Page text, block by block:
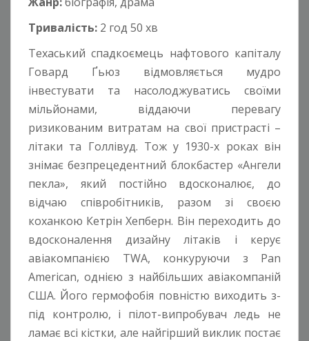
Тривалість: 2 год 50 хв
Техаський спадкоємець нафтового капіталу
Говард Ґьюз відмовляється мудро
інвестувати та насолоджуватись своїми
мільйонами, віддаючи перевагу
ризикованим витратам на свої пристрасті –
літаки та Голлівуд. Тож у 1930-х роках він
знімає безпрецедентний блокбастер «Ангели
пекла», який постійно вдосконалює, до
відчаю співробітників, разом зі своєю
коханкою Кетрін Хепберн. Він переходить до
вдосконалення дизайну літаків і керує
авіакомпанією TWA, конкуруючи з Pan
American, однією з найбільших авіакомпаній
США. Його гермофобія повністю виходить з-
під контролю, і пілот-випробувач ледь не
ламає всі кістки, але найгірший виклик постає